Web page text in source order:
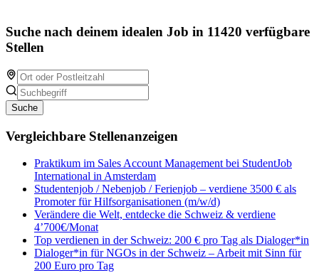
Suche nach deinem idealen Job in 11420 verfügbare
Stellen
Suche
Vergleichbare Stellenanzeigen
Praktikum im Sales Account Management bei StudentJob
International in Amsterdam
Studentenjob / Nebenjob / Ferienjob – verdiene 3500 € als
Promoter für Hilfsorganisationen (m/w/d)
Verändere die Welt, entdecke die Schweiz & verdiene
4’700€/Monat
Top verdienen in der Schweiz: 200 € pro Tag als Dialoger*in
Dialoger*in für NGOs in der Schweiz – Arbeit mit Sinn für
200 Euro pro Tag